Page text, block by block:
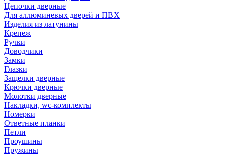
Цепочки дверные
Для аллюминевых дверей и ПВХ
Изделия из латунины
Крепеж
Ручки
Доводчики
Замки
Глазки
Защелки дверные
Крючки дверные
Молотки дверные
Накладки, wc-комплекты
Номерки
Ответные планки
Петли
Проушины
Пружины